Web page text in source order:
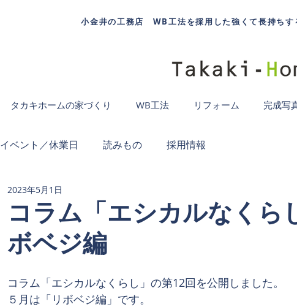
小金井の工務店 WB工法を採用した強くて長持ちす
タカキホームの家づくり WB工法 リフォーム 完成写
イベント／休業日 読みもの 採用情報
コラム「エシカルなくら
ボベジ編
2023年5月1日
コラム「エシカルなくらし」の第12回を公開しました。
５月は「リボベジ編」です。